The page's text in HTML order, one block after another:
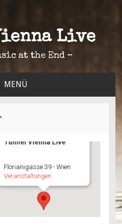
Live
at the End –
MENÜ
Tunnel Vienna Live
Florianigasse 39 - Wien
Veranstaltungen